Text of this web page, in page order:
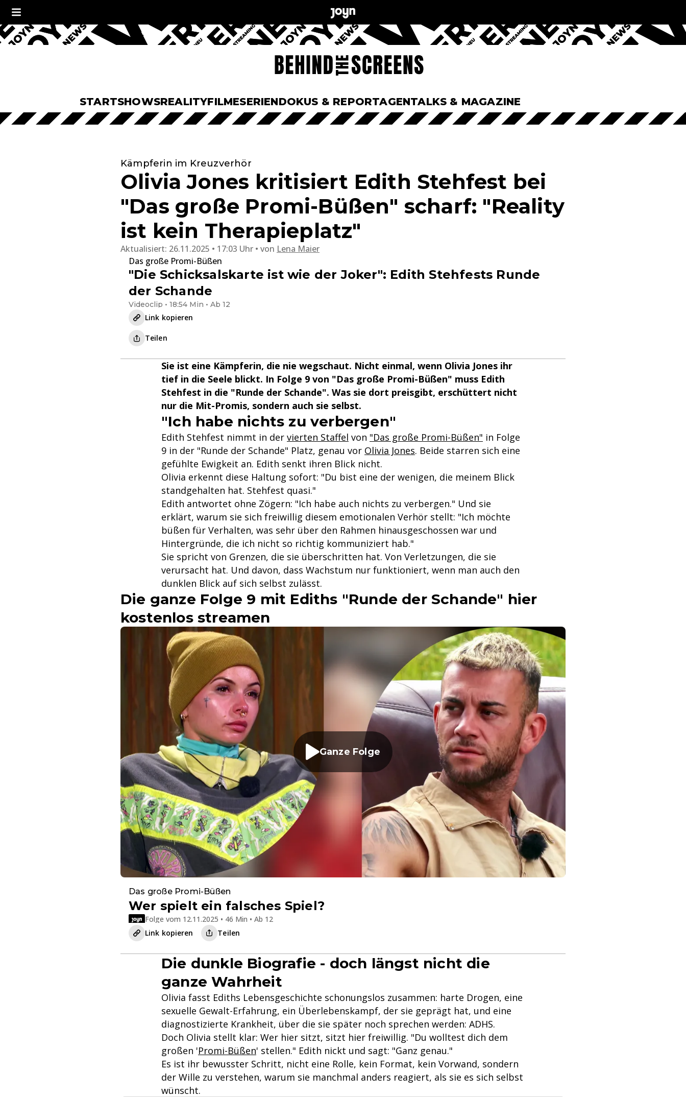
STARTSHOWSREALITYFILMESERIENDOKUS & REPORTAGENTALKS & MAGAZINE
Kämpferin im Kreuzverhör
Olivia Jones kritisiert Edith Stehfest bei
"Das große Promi-Büßen" scharf: "Reality
ist kein Therapieplatz"
Aktualisiert: 26.11.2025 • 17:03 Uhr von Lena Maier
Das große Promi-Büßen
"Die Schicksalskarte ist wie der Joker": Edith Stehfests Runde
der Schande
Videoclip • 18:54 Min • Ab 12
Link kopieren
Teilen
Sie ist eine Kämpferin, die nie wegschaut. Nicht einmal, wenn Olivia Jones ihr
tief in die Seele blickt. In Folge 9 von "Das große Promi-Büßen" muss Edith
Stehfest in die "Runde der Schande". Was sie dort preisgibt, erschüttert nicht
nur die Mit-Promis, sondern auch sie selbst.
"Ich habe nichts zu verbergen"
Edith Stehfest nimmt in der vierten Staffel von "Das große Promi-Büßen" in Folge
9 in der "Runde der Schande" Platz, genau vor Olivia Jones. Beide starren sich eine
gefühlte Ewigkeit an. Edith senkt ihren Blick nicht.
Olivia erkennt diese Haltung sofort: "Du bist eine der wenigen, die meinem Blick
standgehalten hat. Stehfest quasi."
Edith antwortet ohne Zögern: "Ich habe auch nichts zu verbergen." Und sie
erklärt, warum sie sich freiwillig diesem emotionalen Verhör stellt: "Ich möchte
büßen für Verhalten, was sehr über den Rahmen hinausgeschossen war und
Hintergründe, die ich nicht so richtig kommuniziert hab."
Sie spricht von Grenzen, die sie überschritten hat. Von Verletzungen, die sie
verursacht hat. Und davon, dass Wachstum nur funktioniert, wenn man auch den
dunklen Blick auf sich selbst zulässt.
Die ganze Folge 9 mit Ediths "Runde der Schande" hier
kostenlos streamen
Ganze Folge
Das große Promi-Büßen
Wer spielt ein falsches Spiel?
Folge vom 12.11.2025 • 46 Min • Ab 12
Link kopieren
Teilen
Die dunkle Biografie - doch längst nicht die
ganze Wahrheit
Olivia fasst Ediths Lebensgeschichte schonungslos zusammen: harte Drogen, eine
sexuelle Gewalt-Erfahrung, ein Überlebenskampf, der sie geprägt hat, und eine
diagnostizierte Krankheit, über die sie später noch sprechen werden: ADHS.
Doch Olivia stellt klar: Wer hier sitzt, sitzt hier freiwillig. "Du wolltest dich dem
großen 'Promi-Büßen' stellen." Edith nickt und sagt: "Ganz genau."
Es ist ihr bewusster Schritt, nicht eine Rolle, kein Format, kein Vorwand, sondern
der Wille zu verstehen, warum sie manchmal anders reagiert, als sie es sich selbst
wünscht.